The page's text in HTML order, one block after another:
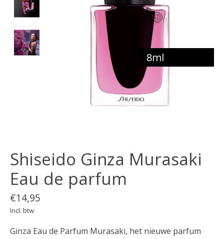
8ml
Shiseido Ginza Murasaki
Eau de parfum
€14,95
Incl. btw
Ginza Eau de Parfum Murasaki, het nieuwe parfum